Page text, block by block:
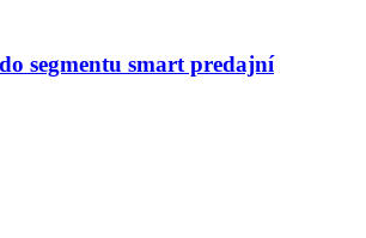
segmentu smart predajní